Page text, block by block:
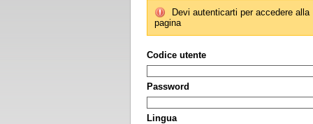
Devi autenticarti per accedere alla
pagina
Codice utente
Password
Lingua